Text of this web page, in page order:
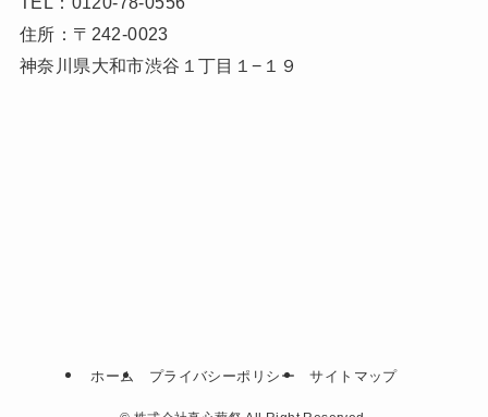
住所：〒242-0023
神奈川県大和市渋谷１丁目１−１９
ホーム プライバシーポリシー サイトマップ